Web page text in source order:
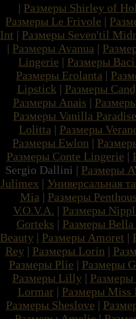
| Размеры Shirley of
Размеры Le Frivole |
Int | Размеры Seven'til
| Размеры Avanua |
Lingerie | Размеры
Размеры Erolanta |
Lipstick | Размеры
Размеры Anais |
Размеры Vanilla Paradise
Lolitta | Размеры
Размеры Ewlon |
Размеры Conte Lingerie |
Sergio Dallini | Размеры
Julimex | Универсальная
Mia | Размеры
V.O.V.A. | Размеры
Gorteks | Размеры
Beauty | Размеры Amoret |
Rey| Размеры Lorin |
Размеры Plie | Размеры
Размеры Lilly|
Lormar| Размеры Miss
Размеры Sheslove |